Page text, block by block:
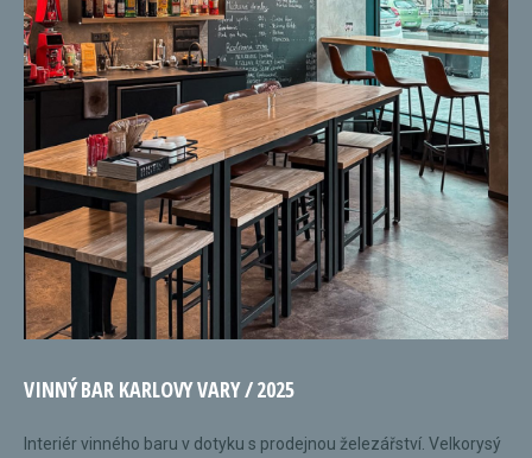
VINNÝ BAR KARLOVY VARY / 2025
Interiér vinného baru v dotyku s prodejnou železářství. Velkorysý